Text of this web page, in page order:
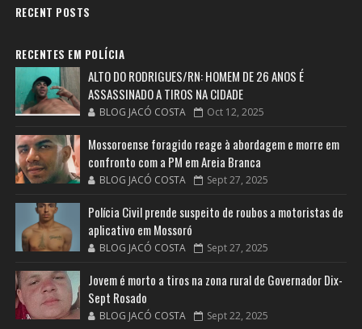
RECENT POSTS
RECENTES EM POLÍCIA
ALTO DO RODRIGUES/RN: HOMEM DE 26 ANOS É
ASSASSINADO A TIROS NA CIDADE
BLOG JACÓ COSTA Oct 12, 2025
Mossoroense foragido reage à abordagem e morre em
confronto com a PM em Areia Branca
BLOG JACÓ COSTA Sept 27, 2025
Polícia Civil prende suspeito de roubos a motoristas de
aplicativo em Mossoró
BLOG JACÓ COSTA Sept 27, 2025
Jovem é morto a tiros na zona rural de Governador Dix-
Sept Rosado
BLOG JACÓ COSTA Sept 22, 2025